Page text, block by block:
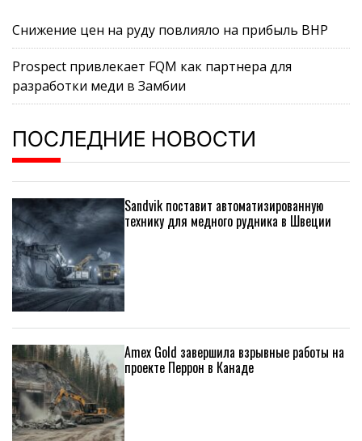
Снижение цен на руду повлияло на прибыль BHP
Prospect привлекает FQM как партнера для
разработки меди в Замбии
ПОСЛЕДНИЕ НОВОСТИ
Sandvik поставит автоматизированную
технику для медного рудника в Швеции
Amex Gold завершила взрывные работы на
проекте Перрон в Канаде